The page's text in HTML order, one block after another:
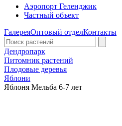
Аэропорт Геленджик
Частный объект
ГалереяОптовый отделКонтакты
Дендропарк
Питомник растений
Плодовые деревья
Яблони
Яблоня Мельба 6-7 лет